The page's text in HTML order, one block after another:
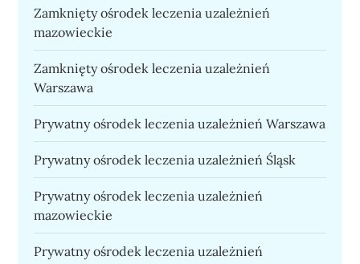
Zamknięty ośrodek leczenia uzależnień
mazowieckie
Zamknięty ośrodek leczenia uzależnień
Warszawa
Prywatny ośrodek leczenia uzależnień Warszawa
Prywatny ośrodek leczenia uzależnień Śląsk
Prywatny ośrodek leczenia uzależnień
mazowieckie
Prywatny ośrodek leczenia uzależnień